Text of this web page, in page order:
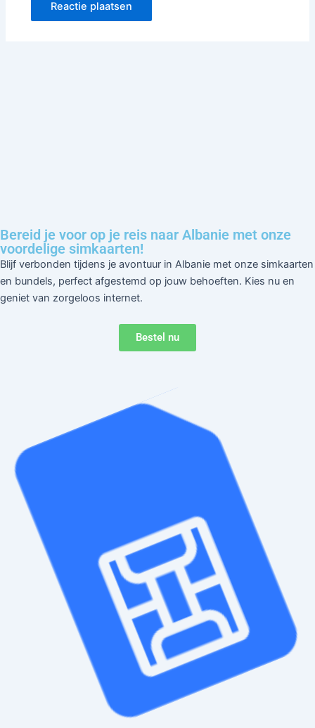
Bereid je voor op je reis naar Albanie met onze
voordelige simkaarten!
Blijf verbonden tijdens je avontuur in Albanie met onze simkaarten
en bundels, perfect afgestemd op jouw behoeften. Kies nu en
geniet van zorgeloos internet.
Bestel nu